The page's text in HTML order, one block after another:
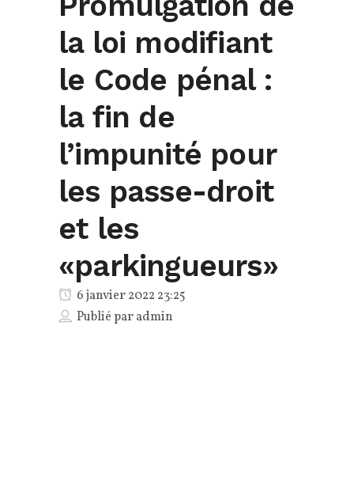
la loi modifiant
le Code pénal :
la fin de
l’impunité pour
les passe-droit
et les
«parkingueurs»
6 janvier 2022 23:25
Publié paradmin